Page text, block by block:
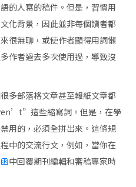
的人寫的稿件。但是，習慣用
化背景，因此並非每個讀者都
很無聊，或使作者顯得用詞懶
作者過去多次使用過，導致沒
多部落格文章甚至報紙文章都
這些縮寫詞。但是，在學
用的，必須全拼出來。這條規
中的交流行文，例如，當你在
中回覆期刊編輯和審稿專家時